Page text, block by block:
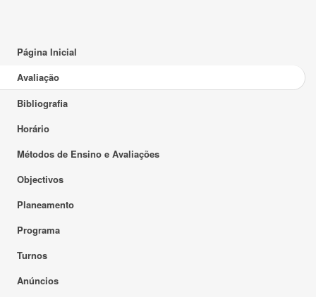
Página Inicial
Avaliação
Bibliografia
Horário
Métodos de Ensino e Avaliações
Objectivos
Planeamento
Programa
Turnos
Anúncios